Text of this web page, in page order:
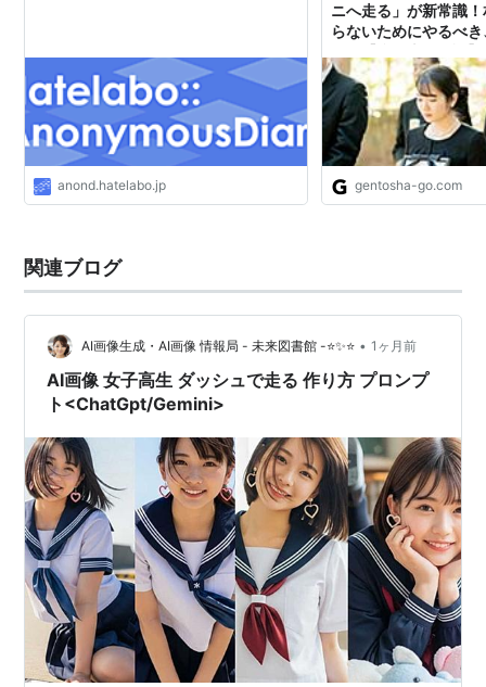
anond.hatelabo.jp
ニへ走る」が新常識
らないためにやるべ
ライン
gentosha-go.com
関連ブログ
AI画像生成・AI画像 情報局 - 未来図書館 -⭐✨⭐ • 1ヶ月前
AI画像 女子高生 ダッシュで走る 作り方 プロンプ
ト<ChatGpt/Gemini>